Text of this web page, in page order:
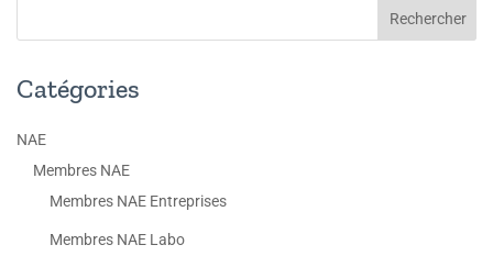
Catégories
NAE
Membres NAE
Membres NAE Entreprises
Membres NAE Labo